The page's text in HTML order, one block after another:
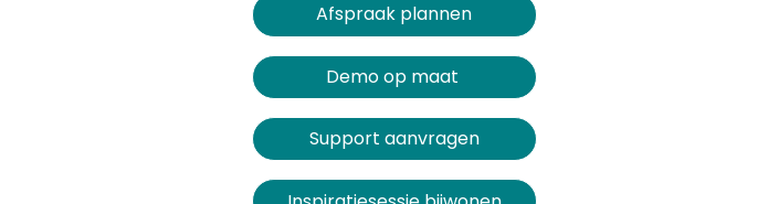
Afspraak plannen​​​​
Demo op maat
Support aanvragen